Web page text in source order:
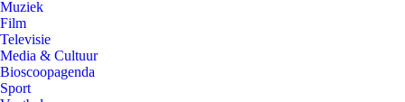
Muziek
Film
Televisie
Media & Cultuur
Bioscoopagenda
Sport